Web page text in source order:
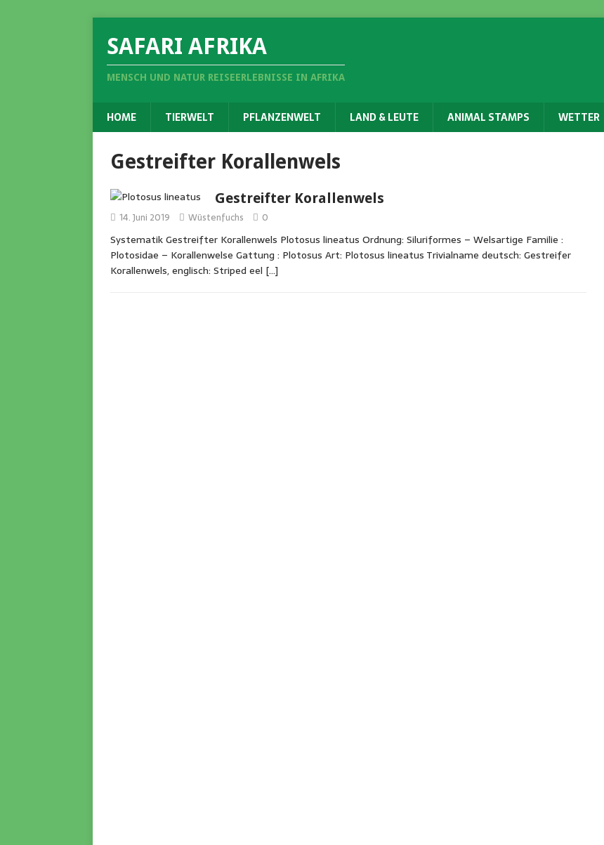
SAFARI AFRIKA
MENSCH UND NATUR REISEERLEBNISSE IN AFRIKA
HOME TIERWELT PFLANZENWELT LAND & LEUTE ANIMAL STAMPS WETTER
Gestreifter Korallenwels
Gestreifter Korallenwels
14. Juni 2019 Wüstenfuchs 0
Systematik Gestreifter Korallenwels Plotosus lineatus Ordnung: Siluriformes – Welsartige Familie :
Plotosidae – Korallenwelse Gattung : Plotosus Art: Plotosus lineatus Trivialname deutsch: Gestreifer
Korallenwels, englisch: Striped eel […]